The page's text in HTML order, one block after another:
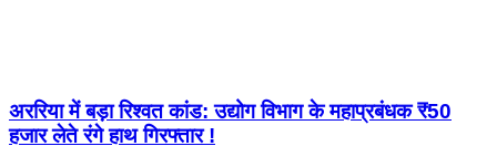
अररिया में बड़ा रिश्वत कांड: उद्योग विभाग के महाप्रबंधक ₹50
हजार लेते रंगे हाथ गिरफ्तार !